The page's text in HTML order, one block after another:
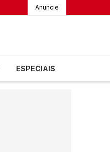
Anuncie
ESPECIAIS